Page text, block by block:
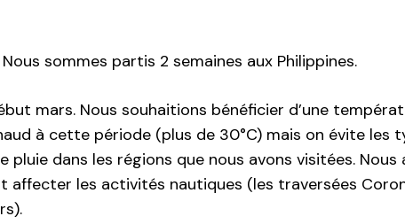
Nous sommes partis 2 semaines aux Philippines.
mars. Nous souhaitions bénéficier d’une
à cette période (plus de 30°C) mais on évite les
pluie dans les régions que nous avons visitées. Nous
affecter les activités nautiques (les traversées